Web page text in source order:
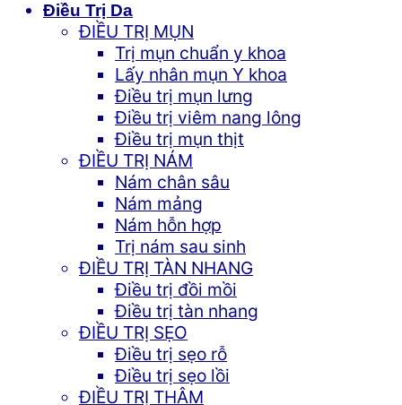
Điều Trị Da
ĐIỀU TRỊ MỤN
Trị mụn chuẩn y khoa
Lấy nhân mụn Y khoa
Điều trị mụn lưng
Điều trị viêm nang lông
Điều trị mụn thịt
ĐIỀU TRỊ NÁM
Nám chân sâu
Nám mảng
Nám hỗn hợp
Trị nám sau sinh
ĐIỀU TRỊ TÀN NHANG
Điều trị đồi mồi
Điều trị tàn nhang
ĐIỀU TRỊ SẸO
Điều trị sẹo rỗ
Điều trị sẹo lồi
ĐIỀU TRỊ THÂM